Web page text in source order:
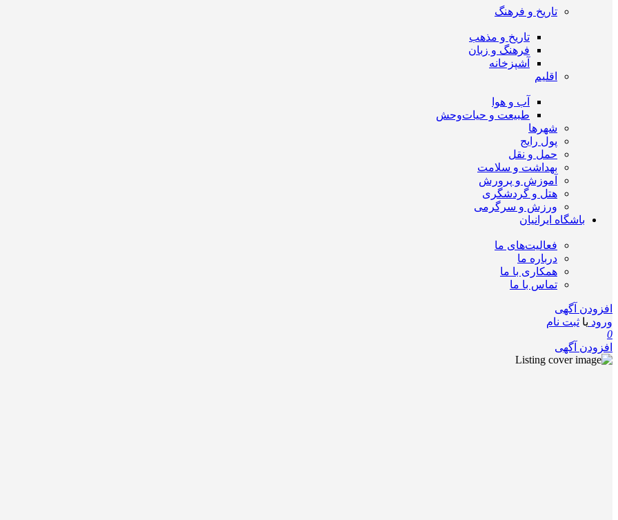
تاریخ و فرهنگ
تاریخ و مذهب
فرهنگ و زبان
آشپزخانه
اقلیم
آب و هوا
طبیعت و حیات‌وحش
شهرها
پول رایج
حمل و نقل
بهداشت و سلامت
آموزش و پرورش
هتل و گردشگری
ورزش و سرگرمی
باشگاه ایرانیان
فعالیت‌های ما
درباره ما
همکاری با ما
تماس با ما
افزودن آگهی
ورود یا ثبت نام
0
افزودن آگهی